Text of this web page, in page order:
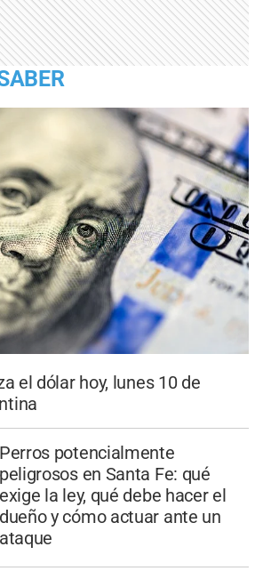
el dólar hoy, lunes 10 de
Perros potencialmente
peligrosos en Santa Fe: qué
exige la ley, qué debe hacer el
dueño y cómo actuar ante un
ataque